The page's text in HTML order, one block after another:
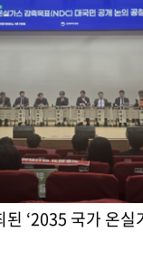
‘2035 국가 온실